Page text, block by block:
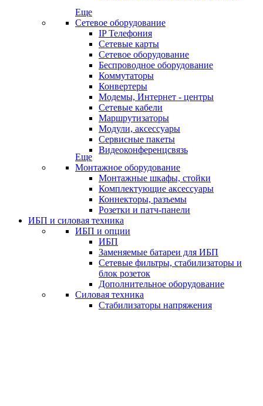
Еще
Сетевое оборудование
IP Телефония
Сетевые карты
Сетевое оборудование
Беспроводное оборудование
Коммутаторы
Конвертеры
Модемы, Интернет - центры
Сетевые кабели
Маршрутизаторы
Модули, аксессуары
Сервисные пакеты
Видеоконференцсвязь
Еще
Монтажное оборудование
Монтажные шкафы, стойки
Комплектующие аксессуары
Коннекторы, разъемы
Розетки и патч-панели
ИБП и силовая техника
ИБП и опции
ИБП
Заменяемые батареи для ИБП
Сетевые фильтры, стабилизаторы и
блок розеток
Дополнительное оборудование
Силовая техника
Стабилизаторы напряжения